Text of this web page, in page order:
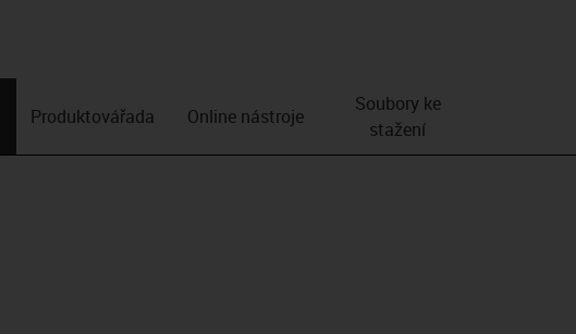
Produktová­řada Online nástroje
Soubory ke
stažení